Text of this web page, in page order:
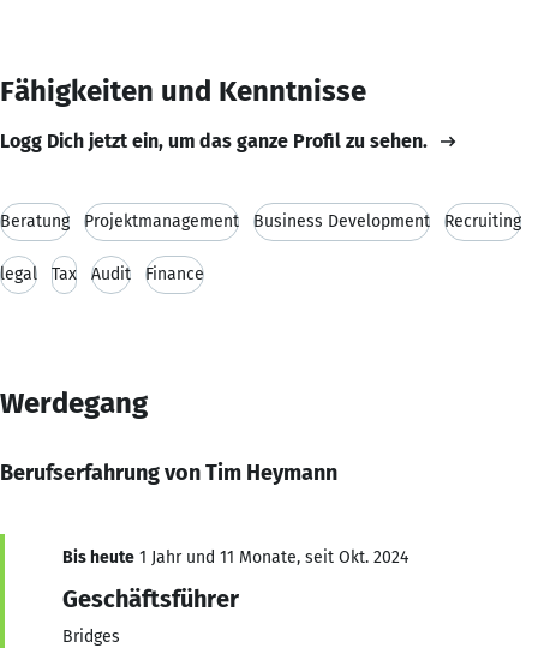
Fähigkeiten und Kenntnisse
Logg Dich jetzt ein, um das ganze Profil zu sehen.
Beratung Projektmanagement Business Development Recruiting
legal Tax Audit Finance
Werdegang
Berufserfahrung von Tim Heymann
Bis heute 1 Jahr und 11 Monate, seit Okt. 2024
Geschäftsführer
Bridges